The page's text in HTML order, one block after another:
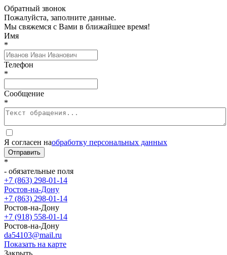
Обратный звонок
Пожалуйста, заполните данные.
Мы свяжемся с Вами в ближайшее время!
Имя
*
Телефон
*
Сообщение
*
Я согласен наобработку персональных данных
Отправить
*
- обязательные поля
+7 (863) 298-01-14
Ростов-на-Дону
+7 (863) 298-01-14
Ростов-на-Дону
+7 (918) 558-01-14
Ростов-на-Дону
da54103@mail.ru
Показать на карте
Закрыть